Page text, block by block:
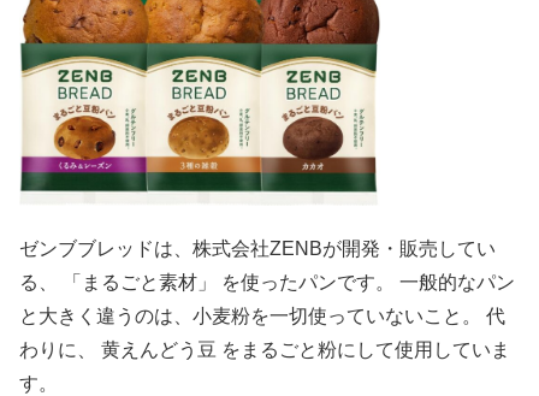
ゼンブブレッドは、株式会社ZENBが開発・販売してい
る、 「まるごと素材」 を使ったパンです。 一般的なパン
と大きく違うのは、小麦粉を一切使っていないこと。 代
わりに、 黄えんどう豆 をまるごと粉にして使用していま
す。